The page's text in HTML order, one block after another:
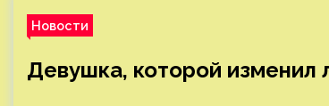
Новости
Девушка, которой изменил